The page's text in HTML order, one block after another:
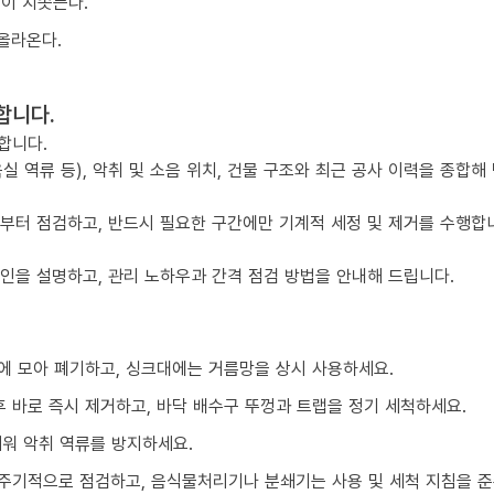
라온다.
니다.
니다.
역류 등), 악취 및 소음 위치, 건물 구조와 최근 공사 이력을 종합해
터 점검하고, 반드시 필요한 구간에만 기계적 세정 및 제거를 수행합
을 설명하고, 관리 노하우과 간격 점검 방법을 안내해 드립니다.
모아 폐기하고, 싱크대에는 거름망을 상시 사용하세요.
바로 즉시 제거하고, 바닥 배수구 뚜껑과 트랩을 정기 세척하세요.
악취 역류를 방지하세요.
기적으로 점검하고, 음식물처리기나 분쇄기는 사용 및 세척 지침을